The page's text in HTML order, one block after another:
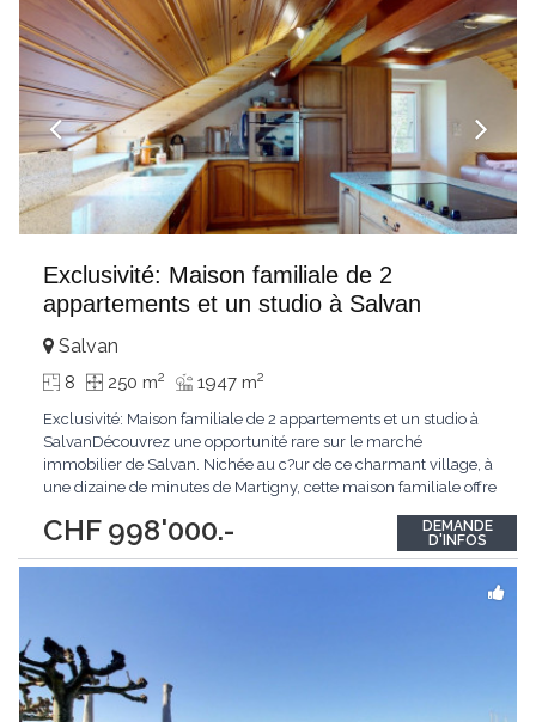
Exclusivité: Maison familiale de 2
appartements et un studio à Salvan
CHF 998'000.-
Salvan
8 250 m2 1947 m2
Exclusivité: Maison familiale de 2 appartements et un studio à
SalvanDécouvrez une opportunité rare sur le marché
immobilier de Salvan. Nichée au c?ur de ce charmant village, à
une dizaine de minutes de Martigny, cette maison familiale offre
propriété se compose de deux appartements spacieux, chacun
accessible par des entrées indépendantes...
DEMANDE
D'INFOS